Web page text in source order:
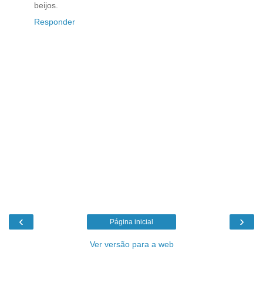
beijos.
Responder
‹ ›
Página inicial
Ver versão para a web